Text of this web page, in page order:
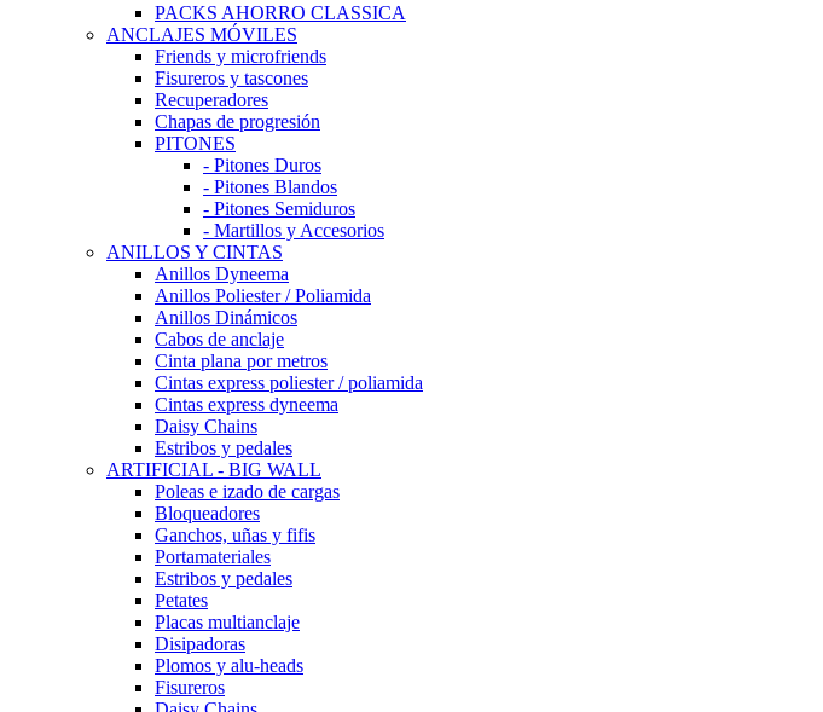
PACKS AHORRO CLASSICA
ANCLAJES MÓVILES
Friends y microfriends
Fisureros y tascones
Recuperadores
Chapas de progresión
PITONES
- Pitones Duros
- Pitones Blandos
- Pitones Semiduros
- Martillos y Accesorios
ANILLOS Y CINTAS
Anillos Dyneema
Anillos Poliester / Poliamida
Anillos Dinámicos
Cabos de anclaje
Cinta plana por metros
Cintas express poliester / poliamida
Cintas express dyneema
Daisy Chains
Estribos y pedales
ARTIFICIAL - BIG WALL
Poleas e izado de cargas
Bloqueadores
Ganchos, uñas y fifis
Portamateriales
Estribos y pedales
Petates
Placas multianclaje
Disipadoras
Plomos y alu-heads
Fisureros